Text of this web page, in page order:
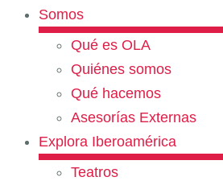
Somos
Qué es OLA
Quiénes somos
Qué hacemos
Asesorías Externas
Explora Iberoamérica
Teatros